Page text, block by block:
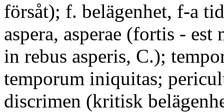
försåt); f. belägenhet, f-a
aspera, asperae (fortis - est
in rebus asperis, C.);
temporum iniquitas;
discrimen (kritisk